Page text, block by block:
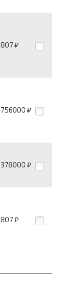
807 ₽
756000 ₽
378000 ₽
807 ₽